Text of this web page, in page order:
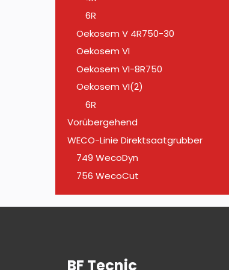
6R
Oekosem V 4R750-30
Oekosem VI
Oekosem VI-8R750
Oekosem VI(2)
6R
Vorübergehend
WECO-Linie Direktsaatgrubber
749 WecoDyn
756 WecoCut
BF Tecnic